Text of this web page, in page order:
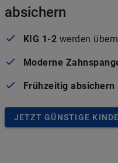
absichern
KIG 1-2 werden
Moderne
Frühzeitig absichern
JETZT GÜNSTIGE